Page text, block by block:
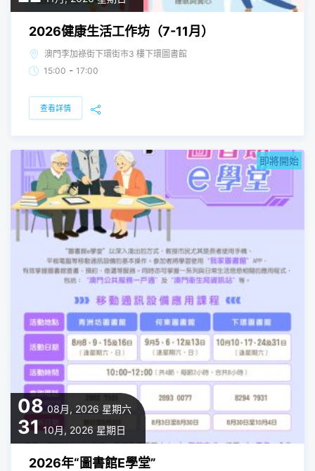
2026健康生活工作坊（7-11月）
澳門李加祿街下環街市3 樓下環圖書館
15:00 - 17:00
查看詳情
08 08月, 2026 星期六
31 10月, 2026 星期日
即將開始
2026年“圖書館E學堂”